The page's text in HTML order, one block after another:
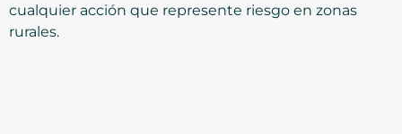
cualquier acción que represente riesgo en zonas
rurales.